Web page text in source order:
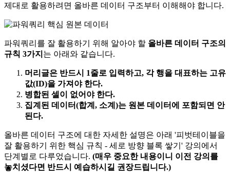
제대로 활용하려면 올바른 데이터 구조부터 이해해야 합니다.
파워쿼리를 잘 활용하기 위해 알아야 할 올바른 데이터 구조의
규칙 3가지 는 아래와 같습니다.
머리글은 반드시 1줄로 입력하고, 각 행을 대표하는 고유
값(ID)을 가져야 한다.
병합된 셀이 없어야 한다.
집계된 데이터(합계, 소계)는 원본 데이터에 포함되면 안
된다.
올바른 데이터 구조에 대한 자세한 설명은 아래 '피벗테이블을
잘 활용하기 위한 핵심 규칙 - 세로 방향 블록 쌓기' 강의에서
단계별로 다루었습니다. (매우 중요한 내용이니 이전 강의를
놓치셨다면 반드시 예습하시길 권장드립니다.)